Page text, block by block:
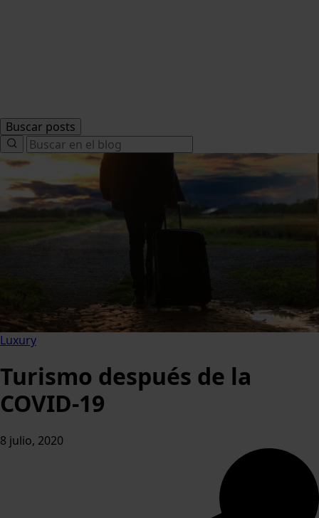
Buscar posts
Search
for:
Luxury
Turismo después de la
COVID-19
8 julio, 2020